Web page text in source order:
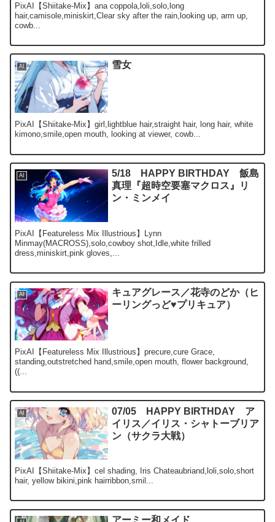
PixAI【Shiitake-Mix】ana coppola,loli,solo,long
hair,camisole,miniskirt,Clear sky after the rain,looking up, arm up,
cowb...
AI 雪女
PixAI【Shiitake-Mix】girl,lightblue hair,straight hair, long hair, white
kimono,smile,open mouth, looking at viewer, cowb...
AI
5/18 HAPPY BIRTHDAY 飯島
真理『超時空要塞マクロス』リ
ン・ミンメイ
PixAI【Featureless Mix Illustrious】Lynn
Minmay(MACROSS),solo,cowboy shot,Idle,white frilled
dress,miniskirt,pink gloves,...
AI
キュアグレース／花寺のどか（ヒ
ーリングっど♥プリキュア）
PixAI【Featureless Mix Illustrious】precure,cure Grace,
standing,outstretched hand,smile,open mouth, flower background,
((...
AI
07/05 HAPPY BIRTHDAY ア
イリス／イリス・シャトーブリア
ン（サクラ大戦）
PixAI【Shiitake-Mix】cel shading, Iris Chateaubriand,loli,solo,short
hair, yellow bikini,pink hairribbon,smil...
アーミー和メイド